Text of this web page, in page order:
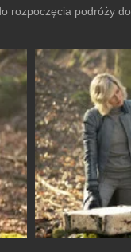
rozpoczęcia podróży